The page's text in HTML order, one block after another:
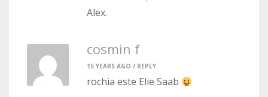
Alex.
cosmin f
15 YEARS AGO / REPLY
rochia este Elie Saab